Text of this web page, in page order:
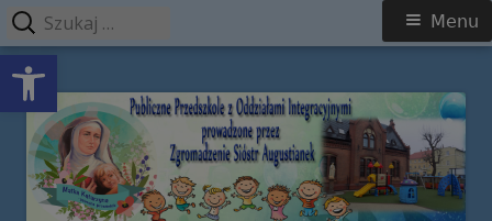
Open toolbar
Przeskocz
treści
Publiczne Przedszkole z Oddziałami
Integracyjnymi prowadzone przez
Zgromadzenie Sióstr Augustianek
Menu
główne
Menu